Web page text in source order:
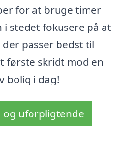
for at bruge timer
i stedet fokusere på at
passer bedst til
første skridt mod en
bolig i dag!
og uforpligtende